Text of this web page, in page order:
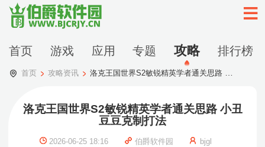
首页 游戏 应用 专题 攻略 排行榜
首页 攻略资讯 洛克王国世界S2敏锐精英学者通关思路 小丑豆豆克制打法
洛克王国世界S2敏锐精英学者通关思路 小丑
豆豆克制打法
2026-06-25 18:16 伯爵软件园 bjgl